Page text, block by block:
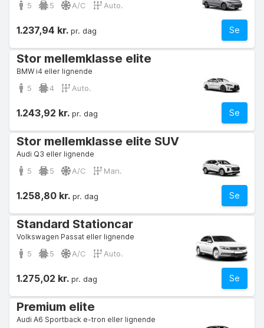
5 5 A/C Auto.
Se
1.237,94 kr. pr. dag
Stor mellemklasse elite
BMW i4 eller lignende
5 4 Auto.
Se
1.243,92 kr. pr. dag
Stor mellemklasse elite SUV
Audi Q3 eller lignende
5 5 A/C Man.
Se
1.258,80 kr. pr. dag
Standard Stationcar
Volkswagen Passat eller lignende
5 5 A/C Auto.
Se
1.275,02 kr. pr. dag
Premium elite
Audi A6 Sportback e-tron eller lignende